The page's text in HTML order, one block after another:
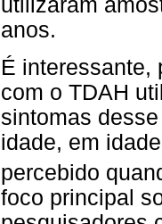
utilizaram
anos.
É interessante,
com o TDAH
sintomas
idade, em
percebido
foco principal